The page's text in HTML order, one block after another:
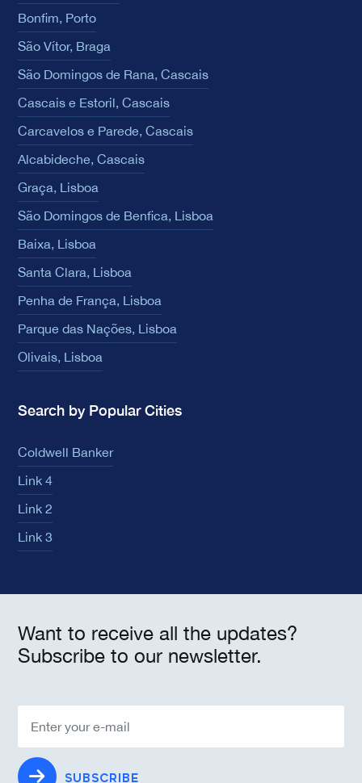
Bonfim, Porto
São Vítor, Braga
São Domingos de Rana, Cascais
Cascais e Estoril, Cascais
Carcavelos e Parede, Cascais
Alcabideche, Cascais
Graça, Lisboa
São Domingos de Benfica, Lisboa
Baixa, Lisboa
Santa Clara, Lisboa
Penha de França, Lisboa
Parque das Nações, Lisboa
Olivais, Lisboa
Search by Popular Cities
Coldwell Banker
Link 4
Link 2
Link 3
Want to receive all the updates?
Subscribe to our newsletter.
SUBSCRIBE